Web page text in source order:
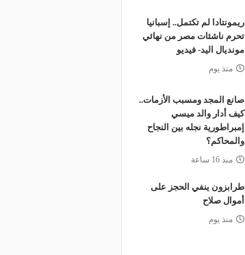
ريمونتادا لم تكتمل.. إسبانيا
تحرم ناشئات مصر من نهائي
مونديال اليد- فيديو
منذ يوم
صانع المجد ومسبب الأزمات..
كيف أدار والد ميسي
إمبراطورية نجله بين النجاح
والمحاكم؟
منذ 16 ساعة
طرابزون ينفي الحجز على
أموال صلاح
منذ يوم